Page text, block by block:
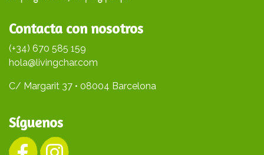
Contacta con nosotros
(+34) 670 585 159
hola@livingchar.com
C/ Margarit 37 • 08004 Barcelona
Síguenos